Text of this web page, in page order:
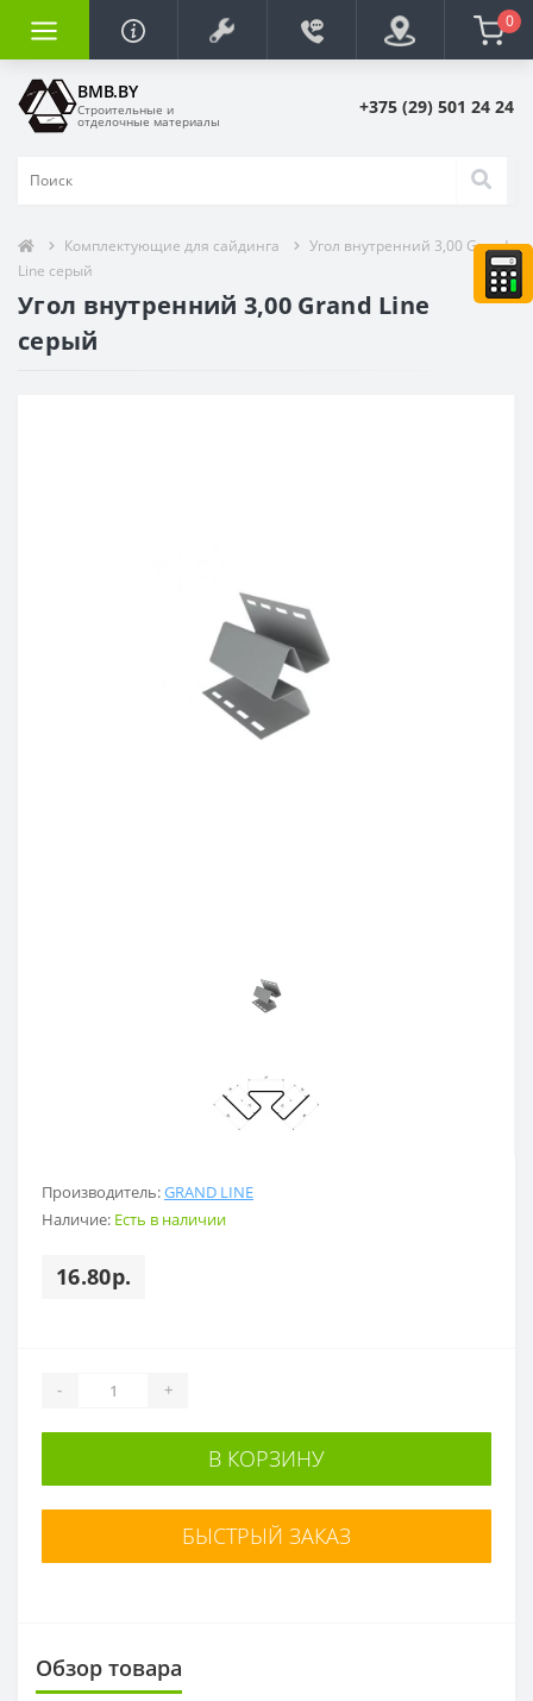
0
BMB.BY
Строительные и
отделочные материалы
+375 (29) 501 24 24
Комплектующие для сайдинга
Угол внутренний 3,00 Grand
Line серый
Угол внутренний 3,00 Grand Line
серый
Производитель:GRAND LINE
Наличие: Есть в наличии
16.80р.
- +
В КОРЗИНУ
БЫСТРЫЙ ЗАКАЗ
Обзор товара